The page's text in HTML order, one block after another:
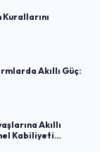
Kurallarını
Akıllı Güç:
Akıllı
Kabiliyeti